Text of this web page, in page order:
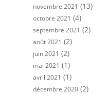
novembre 2021 (13)
octobre 2021 (4)
septembre 2021 (2)
août 2021 (2)
juin 2021 (2)
mai 2021 (1)
avril 2021 (1)
décembre 2020 (2)